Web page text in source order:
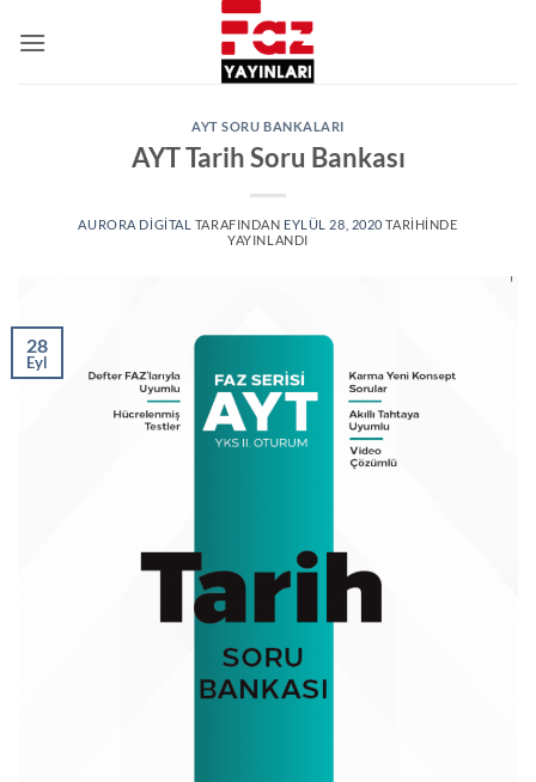
atla
AYT SORU BANKALARI
AYT Tarih Soru Bankası
AURORA DIGITAL TARAFINDAN EYLÜL 28, 2020 TARIHINDE
YAYINLANDI
28
Eyl